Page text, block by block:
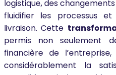
logistique, des
fluidifier les processus
livraison. Cette
permis non seulement
financière de
considérablement la